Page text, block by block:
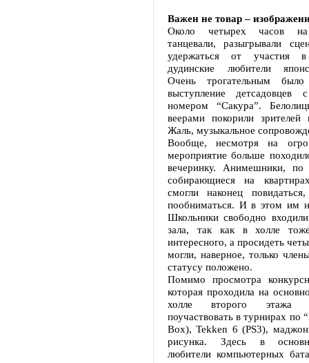
Важен не товар –
Около четырех часов
танцевали, разыгрывали
удержаться от участия
дудинские любители
Очень трогательным было
выступление детсадовцев
номером “Сакура”.
веерами покорили зрителей
Жаль, музыкальное
Вообще, несмотря на
мероприятие больше
вечеринку. Анимешники, по
собирающиеся на
смогли наконец
пообниматься. И в этом им
Школьники свободно
зала, так как в холле
интересного, а просидеть
могли, наверное, только
статусу положено.
Помимо просмотра
которая проходила на
холле второго
поучаствовать в турнирах по
Box), Tekken 6 (PS3),
рисунка. Здесь в
любители компьютерных